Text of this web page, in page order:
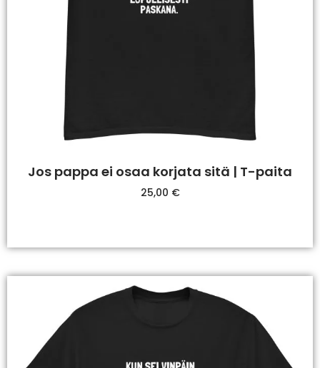
Jos pappa ei osaa korjata sitä | T-paita
25,00 €